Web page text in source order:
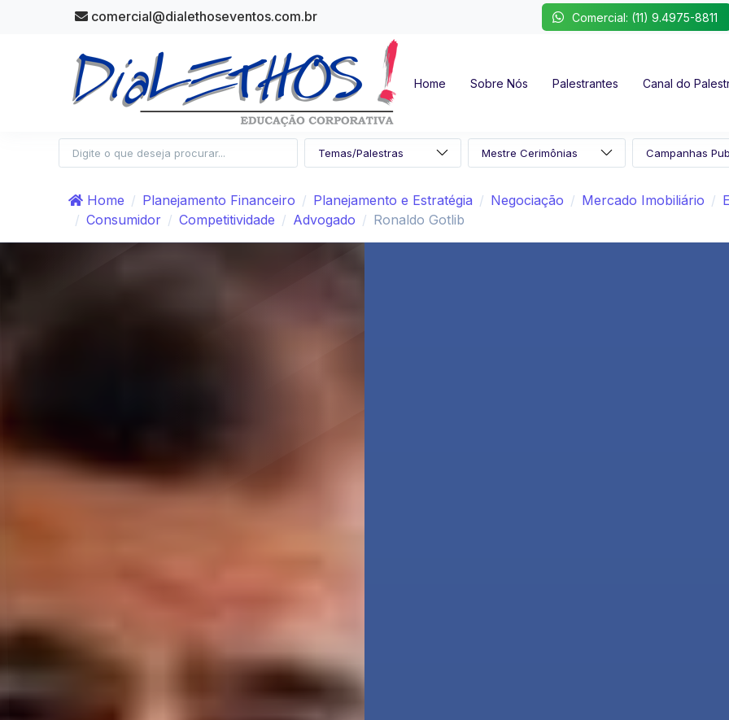
comercial@dialethoseventos.com.br Comercial: (11) 9.4975-8811
Home Sobre Nós Palestrantes Canal do
Home Planejamento Financeiro Planejamento e Estratégia Negociação Mercado Imobiliário
Consumidor
Competitividade Advogado Ronaldo Gotlib